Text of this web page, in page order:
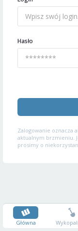
Hasło
Zalogowanie oznacza
aktualnym brzmieniu.
prosimy o
Główna